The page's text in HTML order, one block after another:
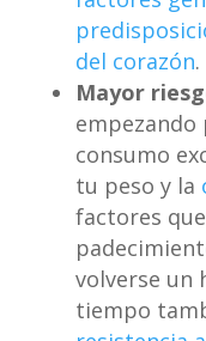
del corazón.
Mayor
empezando
consumo
tu peso y la
factores
volverse un
tiempo